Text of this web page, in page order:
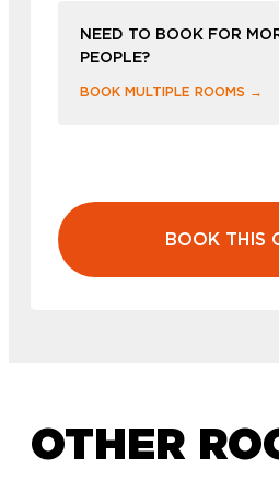
NEED TO BOOK FOR
PEOPLE?
BOOK MULTIPLE ROOMS →
BOOK THIS
OTHER